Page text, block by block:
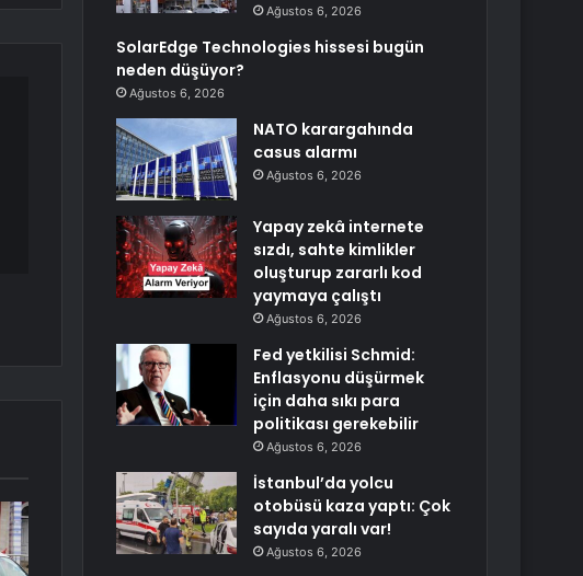
Ağustos 6, 2026
SolarEdge Technologies hissesi bugün
neden düşüyor?
Ağustos 6, 2026
NATO karargahında
casus alarmı
Ağustos 6, 2026
Yapay zekâ internete
sızdı, sahte kimlikler
oluşturup zararlı kod
yaymaya çalıştı
Ağustos 6, 2026
Fed yetkilisi Schmid:
Enflasyonu düşürmek
için daha sıkı para
politikası gerekebilir
Ağustos 6, 2026
İstanbul’da yolcu
otobüsü kaza yaptı: Çok
sayıda yaralı var!
Ağustos 6, 2026